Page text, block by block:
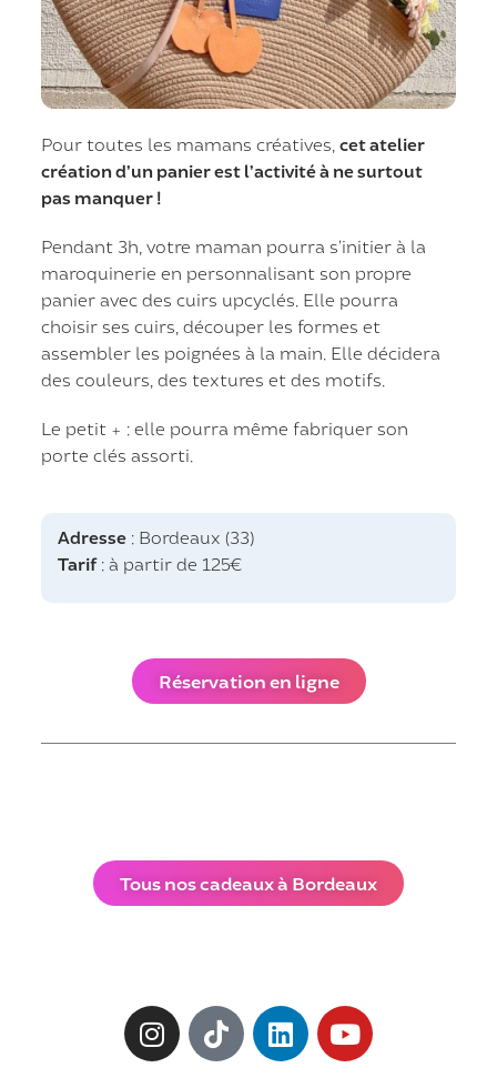
Pour toutes les mamans créatives,cet atelier
création d’un panier est l’activité à ne surtout
pas manquer !
Pendant 3h, votre maman pourra s’initier à la
maroquinerie en personnalisant son propre
panier avec des cuirs upcyclés. Elle pourra
choisir ses cuirs, découper les formes et
assembler les poignées à la main. Elle décidera
des couleurs, des textures et des motifs.
Le petit + : elle pourra même fabriquer son
porte clés assorti.
Adresse : Bordeaux (33)
Tarif: à partir de 125€
Réservation en ligne
Tous nos cadeaux à Bordeaux